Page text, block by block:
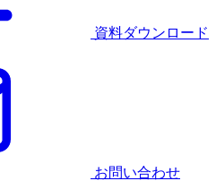
資料ダウンロード
お問い合わせ